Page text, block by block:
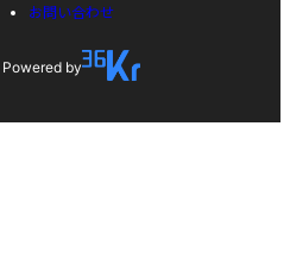
お問い合わせ
Powered by